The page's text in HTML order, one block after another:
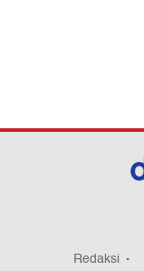
Redaksi